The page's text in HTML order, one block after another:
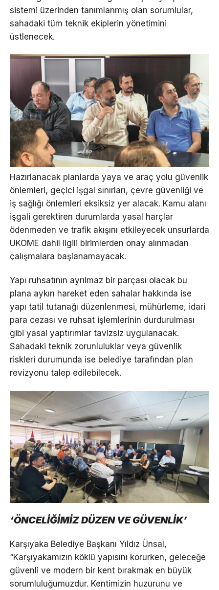
sistemi üzerinden tanımlanmış olan sorumlular,
sahadaki tüm teknik ekiplerin yönetimini
üstlenecek.
Hazırlanacak planlarda yaya ve araç yolu güvenlik
önlemleri, geçici işgal sınırları, çevre güvenliği ve
iş sağlığı önlemleri eksiksiz yer alacak. Kamu alanı
işgali gerektiren durumlarda yasal harçlar
ödenmeden ve trafik akışını etkileyecek unsurlarda
UKOME dahil ilgili birimlerden onay alınmadan
çalışmalara başlanamayacak.
Yapı ruhsatının ayrılmaz bir parçası olacak bu
plana aykırı hareket eden sahalar hakkında ise
yapı tatil tutanağı düzenlenmesi, mühürleme, idari
para cezası ve ruhsat işlemlerinin durdurulması
gibi yasal yaptırımlar tavizsiz uygulanacak.
Sahadaki teknik zorunluluklar veya güvenlik
riskleri durumunda ise belediye tarafından plan
revizyonu talep edilebilecek.
‘ÖNCELİĞİMİZ DÜZEN VE GÜVENLİK’
Karşıyaka Belediye Başkanı Yıldız Ünsal,
“Karşıyakamızın köklü yapısını korurken, geleceğe
güvenli ve modern bir kent bırakmak en büyük
sorumluluğumuzdur. Kentimizin huzurunu ve